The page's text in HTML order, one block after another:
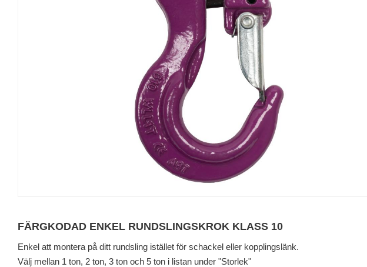
FÄRGKODAD ENKEL RUNDSLINGSKROK KLASS 10
Enkel att montera på ditt rundsling istället för schackel eller kopplingslänk.
Välj mellan 1 ton, 2 ton, 3 ton och 5 ton i listan under "Storlek"